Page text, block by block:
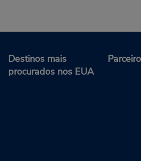
Destinos mais
procurados nos EUA